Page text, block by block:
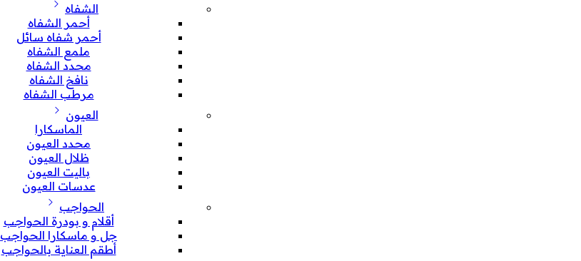
الشفاه
أحمر الشفاه
أحمر شفاه سائل
ملمع الشفاه
محدد الشفاه
نافخ الشفاه
مرطب الشفاه
العيون
الماسكارا
محدد العيون
ظلال العيون
باليت العيون
عدسات العيون
الحواجب
أقلام و بودرة الحواجب
جل و ماسكارا الحواجب
أطقم العناية بالحواجب